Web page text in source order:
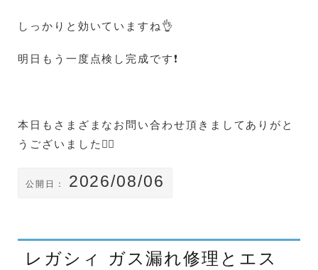
しっかりと効いていますね👌
明日もう一度点検し完成です❗
本日もさまざまなお問い合わせ頂きましてありがと
うございました🙇‍♀️
公開日： 2026/08/06
レガシィ ガス漏れ修理とエス